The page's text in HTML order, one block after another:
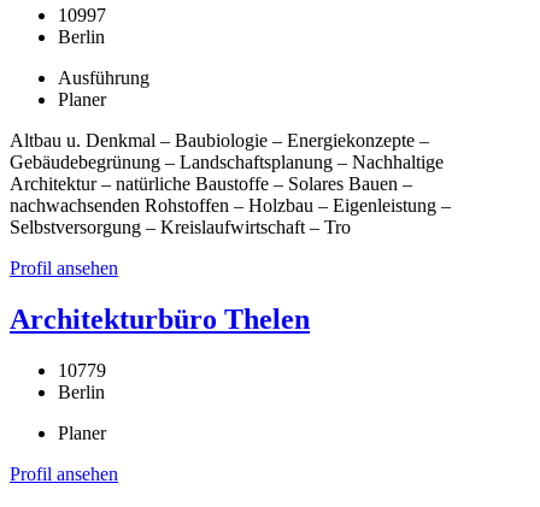
10997
Berlin
Ausführung
Planer
Altbau u. Denkmal – Baubiologie – Energiekonzepte –
Gebäudebegrünung – Landschaftsplanung – Nachhaltige
Architektur – natürliche Baustoffe – Solares Bauen –
nachwachsenden Rohstoffen – Holzbau – Eigenleistung –
Selbstversorgung – Kreislaufwirtschaft – Tro
Profil ansehen
Architekturbüro Thelen
10779
Berlin
Planer
Profil ansehen